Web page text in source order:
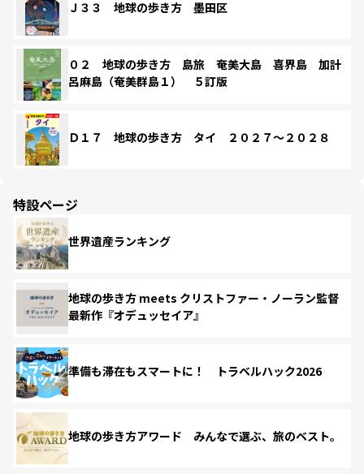
Ｊ３３ 地球の歩き方 墨田区
０２ 地球の歩き方 島旅 奄美大島 喜界島 加計
呂麻島（奄美群島１） ５訂版
Ｄ１７ 地球の歩き方 タイ ２０２７～２０２８
特設ページ
世界遺産ランキング
地球の歩き方 meets クリストファー・ノーラン監督
最新作『オデュッセイア』
準備も滞在もスマートに！ トラベルハック2026
地球の歩き方アワード みんなで選ぶ、旅のベスト。